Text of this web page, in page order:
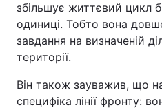
збільшує життєвий цикл
одиниці. Тобто вона
завдання на визначеній
території.
Він також зауважив, що
специфіка лінії фронту: